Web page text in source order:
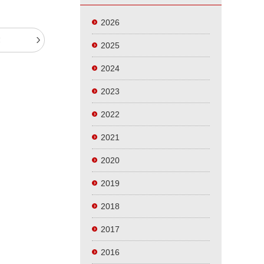
2026
2025
2024
2023
2022
2021
2020
2019
2018
2017
2016